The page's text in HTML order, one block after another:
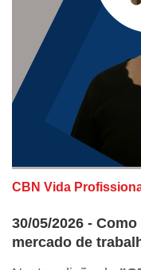
CBN Vida
30/05/2026 -
mercado de